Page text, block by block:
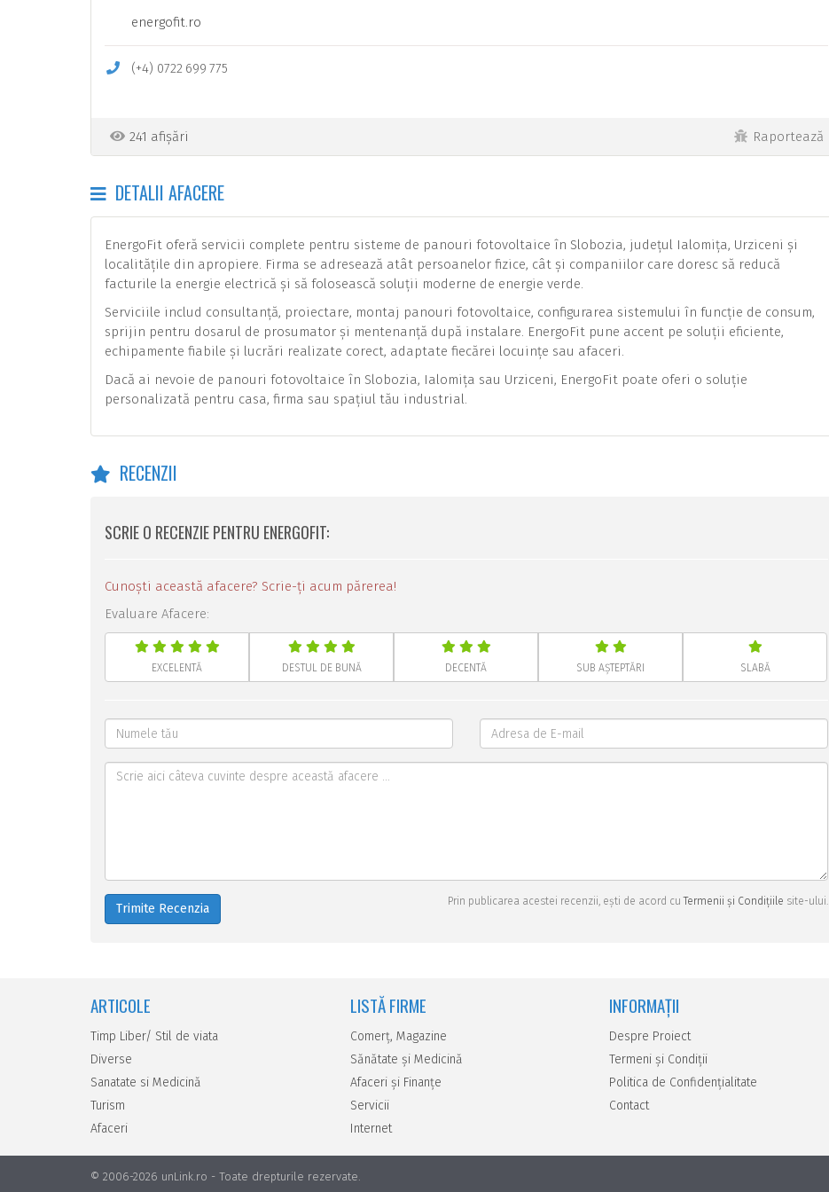
energofit.ro
(+4) 0722 699 775
241 afișări Raportează
DETALII AFACERE
EnergoFit oferă servicii complete pentru sisteme de panouri fotovoltaice în Slobozia, județul Ialomița, Urziceni și
localitățile din apropiere. Firma se adresează atât persoanelor fizice, cât și companiilor care doresc să reducă
facturile la energie electrică și să folosească soluții moderne de energie verde.
Serviciile includ consultanță, proiectare, montaj panouri fotovoltaice, configurarea sistemului în funcție de consum,
sprijin pentru dosarul de prosumator și mentenanță după instalare. EnergoFit pune accent pe soluții eficiente,
echipamente fiabile și lucrări realizate corect, adaptate fiecărei locuințe sau afaceri.
Dacă ai nevoie de panouri fotovoltaice în Slobozia, Ialomița sau Urziceni, EnergoFit poate oferi o soluție
personalizată pentru casa, firma sau spațiul tău industrial.
RECENZII
SCRIE O RECENZIE PENTRU ENERGOFIT:
Cunoști această afacere? Scrie-ți acum părerea!
Evaluare Afacere:
EXCELENTĂ DESTUL DE BUNĂ DECENTĂ SUB AȘTEPTĂRI SLABĂ
Trimite Recenzia Prin publicarea acestei recenzii, ești de acord cuTermenii și Condițiile site-ului.
ARTICOLE
Timp Liber/ Stil de viata
Diverse
Sanatate si Medicină
Turism
Afaceri
LISTĂ FIRME
Comerţ, Magazine
Sănătate şi Medicină
Afaceri şi Finanţe
Servicii
Internet
INFORMAȚII
Despre Proiect
Termeni și Condiții
Politica de Confidențialitate
Contact
© 2006-2026 unLink.ro - Toate drepturile rezervate.